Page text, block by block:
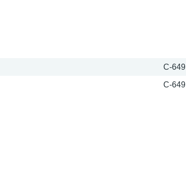
C-649
C-649